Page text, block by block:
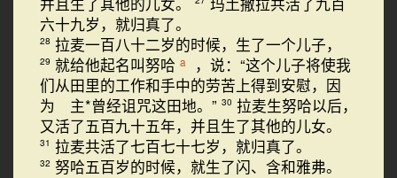
六十九岁，就归真了。
28 拉麦一百八十二岁的时候，生了一个儿子，
29 就给他起名叫努哈 a
，说：“这个儿子将使我
们从田里的工作和手中的劳苦上得到安慰，因
为 主*曾经诅咒这田地。” 30 拉麦生努哈以后，
又活了五百九十五年，并且生了其他的儿女。
31 拉麦共活了七百七十七岁，就归真了。
32 努哈五百岁的时候，就生了闪、含和雅弗。